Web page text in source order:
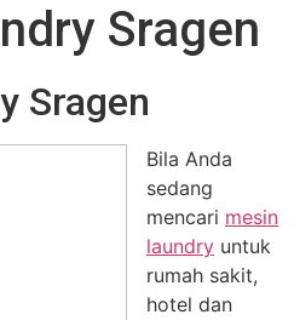
Sragen
Sragen
Bila Anda
sedang
mencari mesin
laundry untuk
rumah sakit,
hotel dan